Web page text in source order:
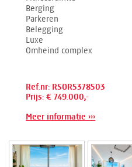
Berging
Parkeren
Belegging
Luxe
Omheind complex
Ref.nr: RSOR5378503
Prijs: € 749.000,-
Meer informatie ›››